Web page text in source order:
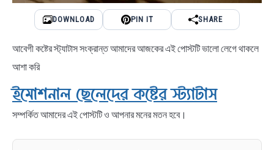
DOWNLOAD PIN IT SHARE
আবেগী কষ্টের স্ট্যাটাস সংক্রান্ত আমাদের আজকের এই পোস্টটি ভালো লেগে থাকলে
আশা করি
ইমোশনাল ছেলেদের কষ্টের স্ট্যাটাস
সম্পর্কিত আমাদের এই পোস্টটি ও আপনার মনের মতন হবে।